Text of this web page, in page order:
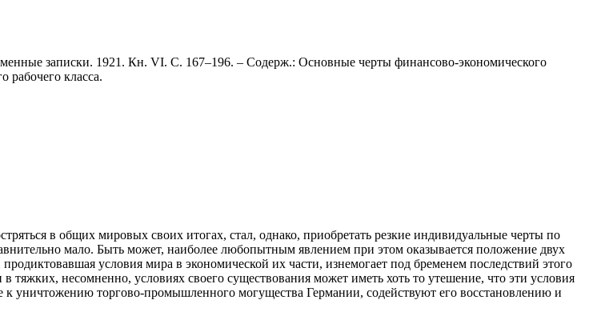
записки. 1921. Кн. VI. С. 167–196. – Содерж.: Основные черты финансово-экономического
рабочего класса.
в общих мировых своих итогах, стал, однако, приобретать резкие индивидуальные черты по
мало. Быть может, наиболее любопытным явлением при этом оказывается положение двух
условия мира в экономической их части, изнемогает под бременем последствий этого
несомненно, условиях своего существования может иметь хоть то утешение, что эти условия
уничтожению торгово-промышленного могущества Германии, содействуют его восстановлению и